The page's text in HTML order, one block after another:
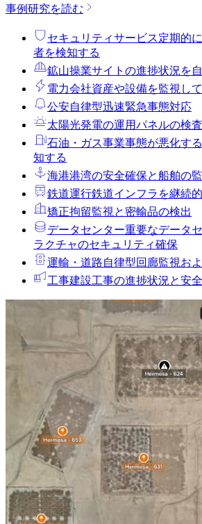
事例研究を読む
セキュリティサービス定期的
者を検知する
鉱山操業サイトの進捗状況を
電力会社資産や設備を監視し
公安自律型迅速緊急事態対応
太陽光発電の運用パネルの検
石油・ガス事業事態が悪化す
知する
海港港湾の安全確保と船舶の
鉄道運行鉄道インフラを継続
矯正拘留監視と密輸品の検出
データセンター重要なデータ
ラクチャのセキュリティ確保
運輸・道路自律型回廊監視お
工事建設工事の進捗状況と安